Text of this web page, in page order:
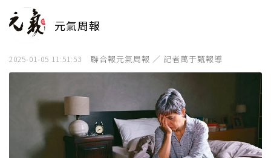
元氣周報
2025-01-05 11:51:53 聯合報元氣周報 ／ 記者萬于甄報導